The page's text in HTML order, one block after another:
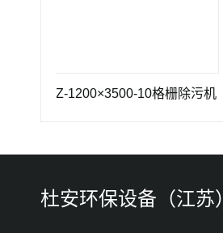
1200×3500-10格栅除污机
杜安环保设备（江苏